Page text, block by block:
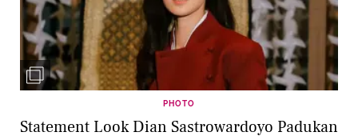
PHOTO
Statement Look Dian Sastrowardoyo Padukan